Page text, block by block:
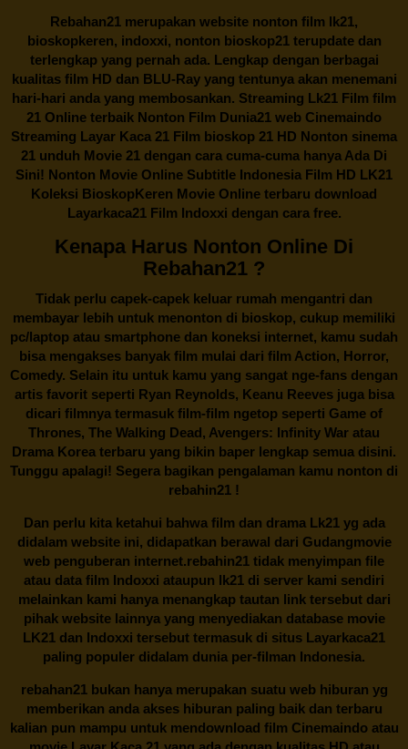
Rebahan21 merupakan website nonton film lk21,
bioskopkeren, indoxxi, nonton bioskop21 terupdate dan
terlengkap yang pernah ada. Lengkap dengan berbagai
kualitas film HD dan BLU-Ray yang tentunya akan menemani
hari-hari anda yang membosankan. Streaming Lk21 Film film
21 Online terbaik Nonton Film Dunia21 web Cinemaindo
Streaming Layar Kaca 21 Film bioskop 21 HD Nonton sinema
21 unduh Movie 21 dengan cara cuma-cuma hanya Ada Di
Sini! Nonton Movie Online Subtitle Indonesia Film HD LK21
Koleksi BioskopKeren Movie Online terbaru download
Layarkaca21 Film Indoxxi dengan cara free.
Kenapa Harus Nonton Online Di
Rebahan21 ?
Tidak perlu capek-capek keluar rumah mengantri dan
membayar lebih untuk menonton di bioskop, cukup memiliki
pc/laptop atau smartphone dan koneksi internet, kamu sudah
bisa mengakses banyak film mulai dari film Action, Horror,
Comedy. Selain itu untuk kamu yang sangat nge-fans dengan
artis favorit seperti Ryan Reynolds, Keanu Reeves juga bisa
dicari filmnya termasuk film-film ngetop seperti Game of
Thrones, The Walking Dead, Avengers: Infinity War atau
Drama Korea terbaru yang bikin baper lengkap semua disini.
Tunggu apalagi! Segera bagikan pengalaman kamu nonton di
rebahin21 !
Dan perlu kita ketahui bahwa film dan dramaLk21yg ada
didalam website ini, didapatkan berawal dari Gudangmovie
web penguberan internet.rebahin21 tidak menyimpan file
atau data film Indoxxi ataupun lk21 di server kami sendiri
melainkan kami hanya menangkap tautan link tersebut dari
pihak website lainnya yang menyediakan database movie
LK21 dan Indoxxi tersebut termasuk di situs Layarkaca21
paling populer didalam dunia per-filman Indonesia.
rebahan21bukan hanya merupakan suatu web hiburan yg
memberikan anda akses hiburan paling baik dan terbaru
kalian pun mampu untuk mendownload film Cinemaindo atau